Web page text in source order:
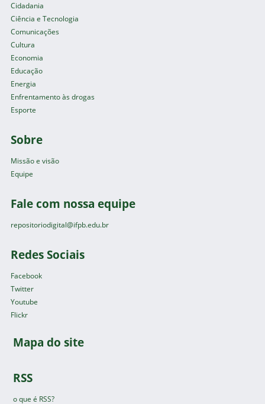
Cidadania
Ciência e Tecnologia
Comunicações
Cultura
Economia
Educação
Energia
Enfrentamento às drogas
Esporte
Sobre
Missão e visão
Equipe
Fale com nossa equipe
repositoriodigital@ifpb.edu.br
Redes Sociais
Facebook
Twitter
Youtube
Flickr
Mapa do site
RSS
o que é RSS?